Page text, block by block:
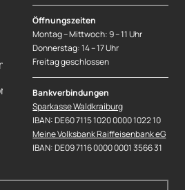
Öffnungszeiten
Montag – Mittwoch: 9 – 11 Uhr
Donnerstag: 14 – 17 Uhr
Freitag geschlossen
Bankverbindungen
Sparkasse Waldkraiburg
IBAN: DE60 7115 1020 0000 1022 10
Meine Volksbank Raiffeisenbank eG
IBAN: DE09 7116 0000 0001 3566 31